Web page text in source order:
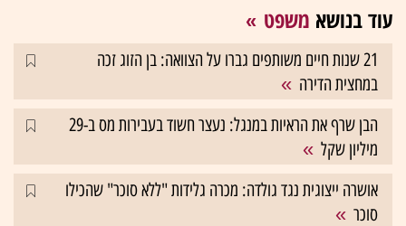
עוד בנושא משפט
21 שנות חיים משותפים גברו על הצוואה: בן הזוג זכה
במחצית הדירה
הבן שרף את הראיות במנגל: נעצר חשוד בעבירות מס ב-29
מיליון שקל
אושרה ייצוגית נגד גולדה: מכרה גלידות "ללא סוכר" שהכילו
סוכר